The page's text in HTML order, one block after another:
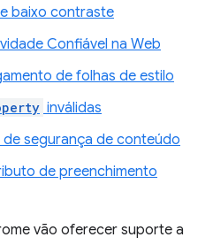
baixo contraste
Confiável na Web
de folhas de estilo
inválidas
segurança de conteúdo
de preenchimento
vão oferecer suporte a